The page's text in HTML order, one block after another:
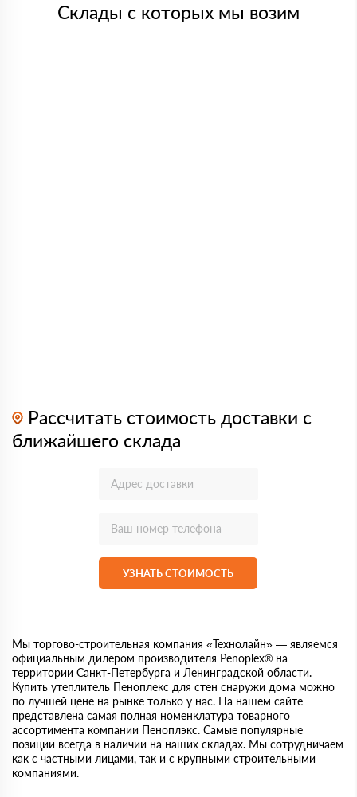
Склады с которых мы возим
Рассчитать стоимость доставки с
ближайшего склада
УЗНАТЬ СТОИМОСТЬ
Мы торгово-строительная компания «Технолайн» — являемся
официальным дилером производителя Penoplex® на
территории Санкт-Петербурга и Ленинградской области.
Купить утеплитель Пеноплекс для стен снаружи дома можно
по лучшей цене на рынке только у нас. На нашем сайте
представлена самая полная номенклатура товарного
ассортимента компании Пеноплэкс. Самые популярные
позиции всегда в наличии на наших складах. Мы сотрудничаем
как с частными лицами, так и с крупными строительными
компаниями.